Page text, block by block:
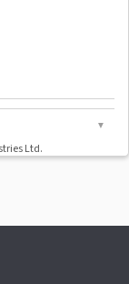
▼
Ltd.